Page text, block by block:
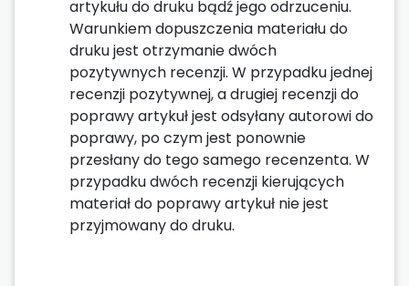
artykułu do druku bądź jego odrzuceniu.
Warunkiem dopuszczenia materiału do
druku jest otrzymanie dwóch
pozytywnych recenzji. W przypadku jednej
recenzji pozytywnej, a drugiej recenzji do
poprawy artykuł jest odsyłany autorowi do
poprawy, po czym jest ponownie
przesłany do tego samego recenzenta. W
przypadku dwóch recenzji kierujących
materiał do poprawy artykuł nie jest
przyjmowany do druku.